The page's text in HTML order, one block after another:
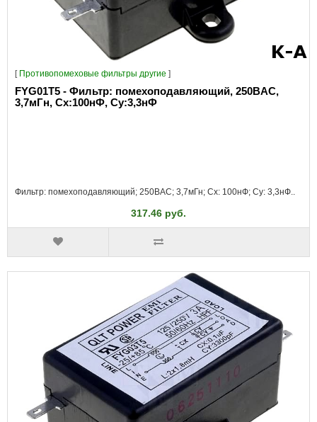
[ Противопомеховые фильтры другие ]
FYG01T5 - Фильтр: помехоподавляющий, 250ВAC,
3,7мГн, Сх:100нФ, Су:3,3нФ
Фильтр: помехоподавляющий; 250ВAC; 3,7мГн; Cx: 100нФ; Cy: 3,3нФ..
317.46 руб.